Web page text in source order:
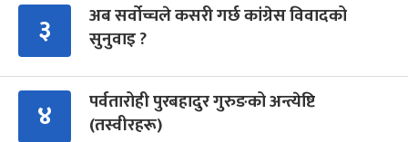
३
अब सर्वोच्चले कसरी गर्छ कांग्रेस विवादको
सुनुवाइ ?
४
पर्वतारोही पुरबहादुर गुरुङको अन्त्येष्टि
(तस्वीरहरू)